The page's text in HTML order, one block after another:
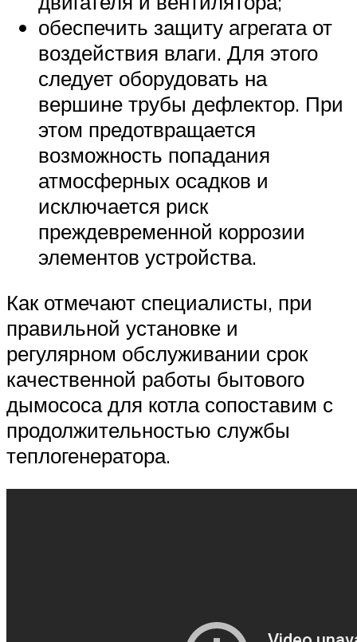
обеспечить защиту агрегата от
воздействия влаги. Для этого
следует оборудовать на
вершине трубы дефлектор. При
этом предотвращается
возможность попадания
атмосферных осадков и
исключается риск
преждевременной коррозии
элементов устройства.
Как отмечают специалисты, при
правильной установке и
регулярном обслуживании срок
качественной работы бытового
дымососа для котла сопоставим с
продолжительностью службы
теплогенератора.